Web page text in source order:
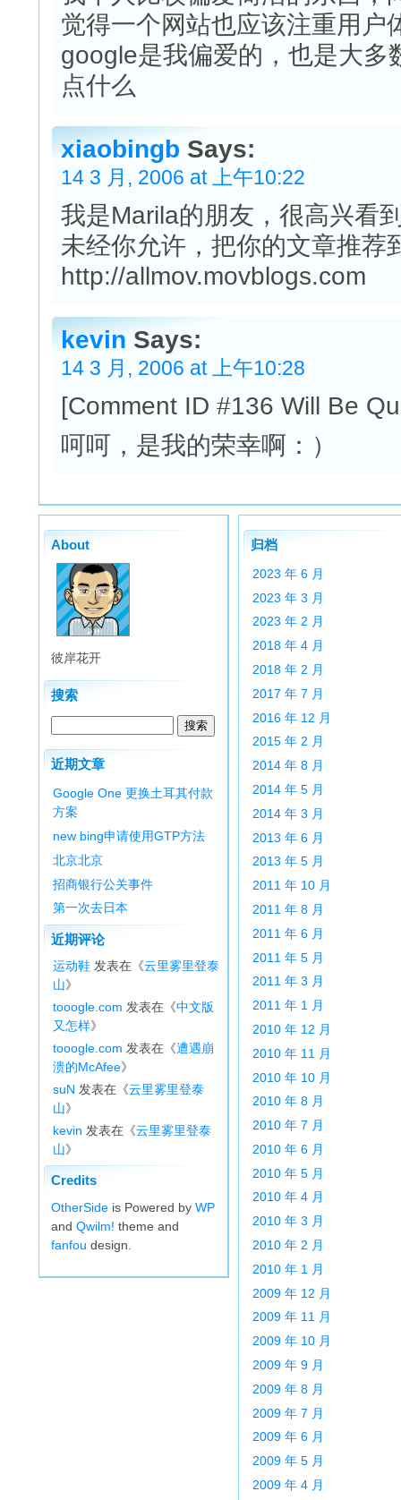
觉得一个网站也应该注重用户
google是我偏爱的，也是大多
点什么
xiaobingb Says:
14 3 月, 2006 at 上午10:22
我是Marila的朋友，很高兴看
未经你允许，把你的文章推荐
http://allmov.movblogs.com
kevin Says:
14 3 月, 2006 at 上午10:28
[Comment ID #136 Will Be
呵呵，是我的荣幸啊：）
About
彼岸花开
搜索
近期文章
Google One 更换土耳其付款
方案
new bing申请使用GTP方法
北京北京
招商银行公关事件
第一次去日本
近期评论
运动鞋 发表在《云里雾里登泰
山》
tooogle.com 发表在《中文版
又怎样》
tooogle.com 发表在《遭遇崩
溃的McAfee》
suN 发表在《云里雾里登泰
山》
kevin 发表在《云里雾里登泰
山》
Credits
OtherSide is Powered by WP
and Qwilm! theme and
fanfou design.
归档
2023 年 6 月
2023 年 3 月
2023 年 2 月
2018 年 4 月
2018 年 2 月
2017 年 7 月
2016 年 12 月
2015 年 2 月
2014 年 8 月
2014 年 5 月
2014 年 3 月
2013 年 6 月
2013 年 5 月
2011 年 10 月
2011 年 8 月
2011 年 6 月
2011 年 5 月
2011 年 3 月
2011 年 1 月
2010 年 12 月
2010 年 11 月
2010 年 10 月
2010 年 8 月
2010 年 7 月
2010 年 6 月
2010 年 5 月
2010 年 4 月
2010 年 3 月
2010 年 2 月
2010 年 1 月
2009 年 12 月
2009 年 11 月
2009 年 10 月
2009 年 9 月
2009 年 8 月
2009 年 7 月
2009 年 6 月
2009 年 5 月
2009 年 4 月